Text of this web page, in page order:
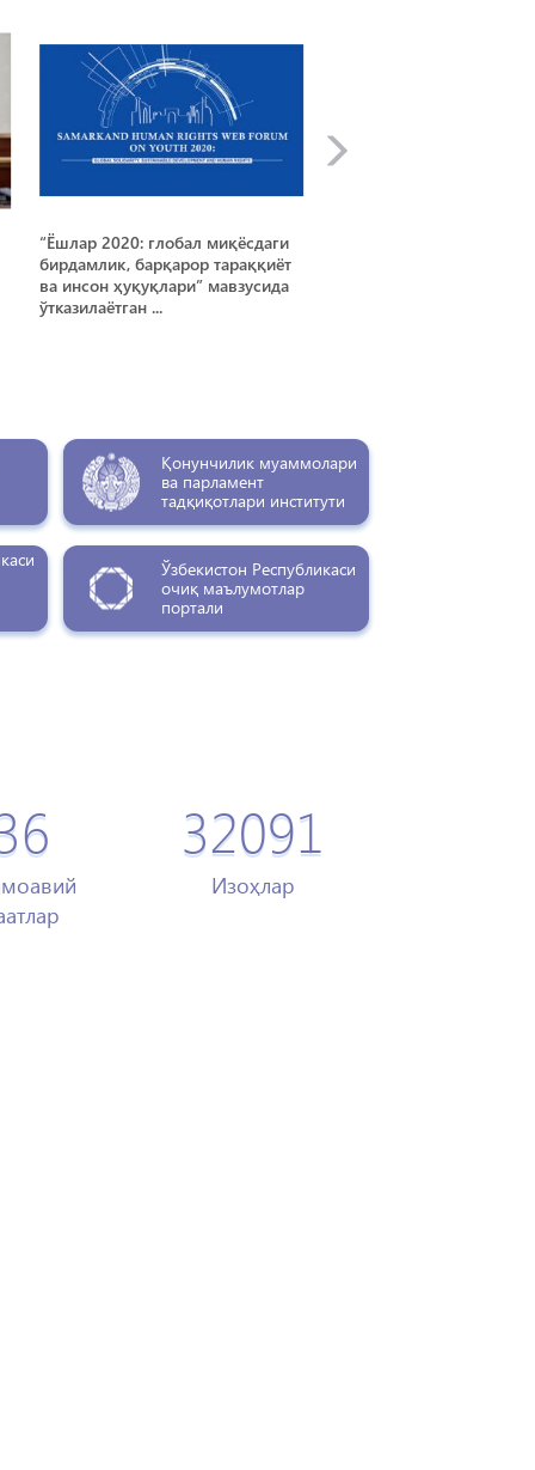
“Ёшлар 2020: глобал миқёсдаги
бирдамлик, барқарор тараққиёт
ва инсон ҳуқуқлари” мавзусида
ўтказилаётган ...
Қонунчилик муаммолари
ва парламент
тадқиқотлари институти
Ўзбекистон Республикаси
очиқ маълумотлар
портали
32091
Изоҳлар